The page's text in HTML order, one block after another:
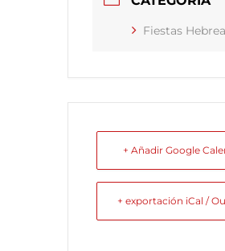
Fiestas
+ Añadir Google
+ exportación iCal /